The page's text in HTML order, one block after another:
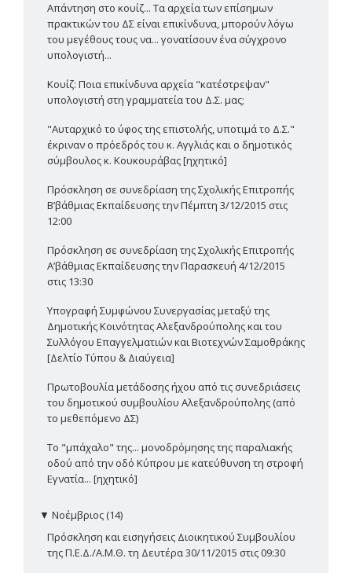
Απάντηση στο κουίζ... Τα αρχεία των επίσημων
πρακτικών του ΔΣ είναι επικίνδυνα, μπορούν λόγω
του μεγέθους τους να... γονατίσουν ένα σύγχρονο
υπολογιστή...
Κουίζ: Ποια επικίνδυνα αρχεία "κατέστρεψαν"
υπολογιστή στη γραμματεία του Δ.Σ. μας;
"Αυταρχικό το ύφος της επιστολής, υποτιμά το Δ.Σ."
έκριναν ο πρόεδρός του κ. Αγγλιάς και ο δημοτικός
σύμβουλος κ. Κουκουράβας [ηχητικό]
Πρόσκληση σε συνεδρίαση της Σχολικής Επιτροπής
Β’βάθμιας Εκπαίδευσης την Πέμπτη 3/12/2015 στις
12:00
Πρόσκληση σε συνεδρίαση της Σχολικής Επιτροπής
Α’βάθμιας Εκπαίδευσης την Παρασκευή 4/12/2015
στις 13:30
Υπογραφή Συμφώνου Συνεργασίας μεταξύ της
Δημοτικής Κοινότητας Αλεξανδρούπολης και του
Συλλόγου Επαγγελματιών και Βιοτεχνών Σαμοθράκης
[Δελτίο Τύπου & Διαύγεια]
Πρωτοβουλία μετάδοσης ήχου από τις συνεδριάσεις
του δημοτικού συμβουλίου Αλεξανδρούπολης (από
το μεθεπόμενο ΔΣ)
Το "μπάχαλο" της... μονοδρόμησης της παραλιακής
οδού από την οδό Κύπρου με κατεύθυνση τη στροφή
Εγνατία... [ηχητικό]
▼ Νοέμβριος (14)
Πρόσκληση και εισηγήσεις Διοικητικού Συμβουλίου
της Π.Ε.Δ./Α.Μ.Θ. τη Δευτέρα 30/11/2015 στις 09:30